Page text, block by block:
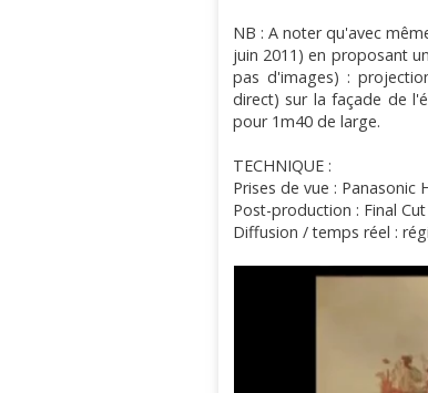
NB : A noter qu'avec
juin 2011) en proposant
pas d'images) :
direct) sur la façade de
pour 1m40 de large.
TECHNIQUE :
Prises de vue : Panasonic
Post-production : Final
Diffusion / temps réel :